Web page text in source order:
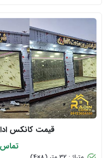
قیمت کانکس اداری 32